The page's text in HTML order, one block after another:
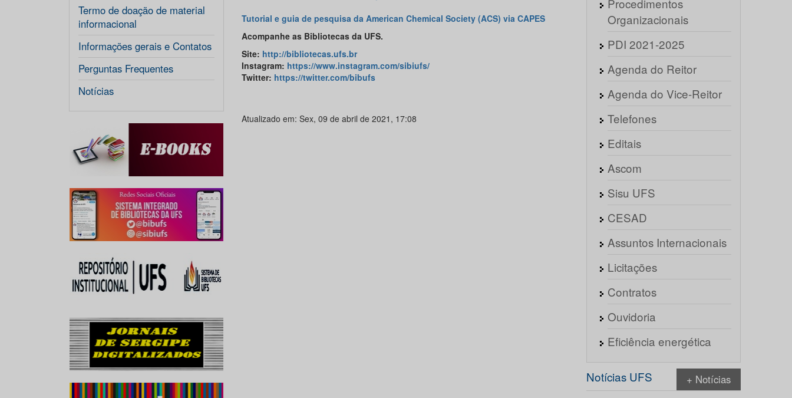
Termo de doação de material
informacional
Informações gerais e Contatos
Perguntas Frequentes
Notícias
Tutorial e guia de pesquisa da American Chemical Society (ACS) via CAPES
Acompanhe as Bibliotecas da UFS.
Site: http://bibliotecas.ufs.br
Instagram: https://www.instagram.com/sibiufs/
Twitter: https://twitter.com/bibufs
Atualizado em: Sex, 09 de abril de 2021, 17:08
Procedimentos
Organizacionais
PDI 2021-2025
Agenda do Reitor
Agenda do Vice-Reitor
Telefones
Editais
Ascom
Sisu UFS
CESAD
Assuntos Internacionais
Licitações
Contratos
Ouvidoria
Eficiência energética
Notícias UFS + Notícias